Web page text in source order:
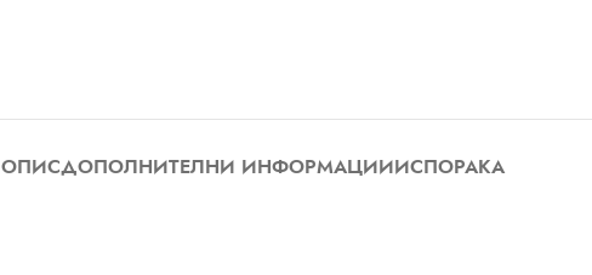
ОПИСДОПОЛНИТЕЛНИ ИНФОРМАЦИИИСПОРАКА